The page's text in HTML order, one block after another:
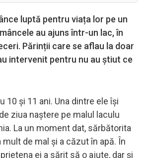
luptă pentru viața lor pe un
au ajuns într-un lac, în
Părinții care se aflau la doar
intervenit pentru nu au știut ce
10 și 11 ani. Una dintre ele își
ziua naștere pe malul laculu
La un moment dat, sărbătorita
mult de mal și a căzut în apă. În
ei a sărit să o ajute, dar și